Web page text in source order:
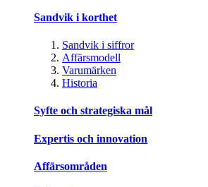
Sandvik i korthet
Sandvik i siffror
Affärsmodell
Varumärken
Historia
Syfte och strategiska mål
Expertis och innovation
Affärsområden